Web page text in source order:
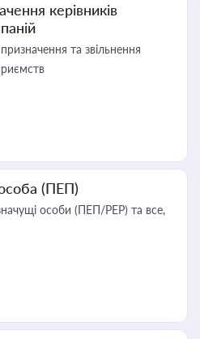
керівників
та звільнення
(ПЕП)
особи (ПЕП/PEP) та все,